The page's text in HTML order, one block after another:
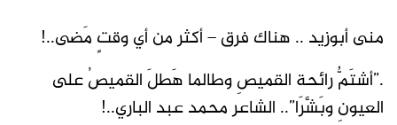
منى أبوزيد .. هناك فرق – أكثر من أي وقتٍ مَضى..!
.”أشتَمُّ رائحة القميصِ وطالما هَطلَ القميصُ على
العيونِ وبَشَّرَا”.. الشاعر محمد عبد الباري..!